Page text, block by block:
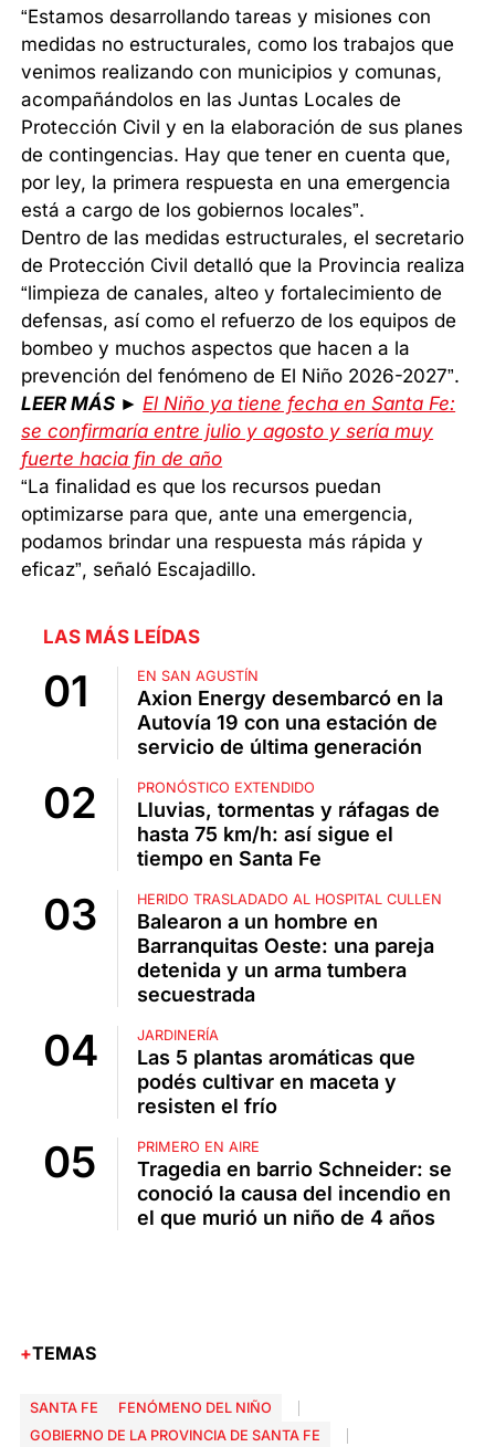
“Estamos desarrollando tareas y misiones con
medidas no estructurales, como los trabajos que
venimos realizando con municipios y comunas,
acompañándolos en las Juntas Locales de
Protección Civil y en la elaboración de sus planes
de contingencias. Hay que tener en cuenta que,
por ley, la primera respuesta en una emergencia
está a cargo de los gobiernos locales”.
Dentro de las medidas estructurales, el secretario
de Protección Civil detalló que la Provincia realiza
“limpieza de canales, alteo y fortalecimiento de
defensas, así como el refuerzo de los equipos de
bombeo y muchos aspectos que hacen a la
prevención del fenómeno de El Niño 2026-2027”.
LEER MÁS ►El Niño ya tiene fecha en Santa Fe:
se confirmaría entre julio y agosto y sería muy
fuerte hacia fin de año
“La finalidad es que los recursos puedan
optimizarse para que, ante una emergencia,
podamos brindar una respuesta más rápida y
eficaz”, señaló Escajadillo.
LAS MÁS LEÍDAS
EN SAN AGUSTÍN
Axion Energy desembarcó en la
Autovía 19 con una estación de
servicio de última generación
PRONÓSTICO EXTENDIDO
Lluvias, tormentas y ráfagas de
hasta 75 km/h: así sigue el
tiempo en Santa Fe
HERIDO TRASLADADO AL HOSPITAL CULLEN
Balearon a un hombre en
Barranquitas Oeste: una pareja
detenida y un arma tumbera
secuestrada
JARDINERÍA
Las 5 plantas aromáticas que
podés cultivar en maceta y
resisten el frío
PRIMERO EN AIRE
Tragedia en barrio Schneider: se
conoció la causa del incendio en
el que murió un niño de 4 años
TEMAS
SANTA FE
FENÓMENO DEL NIÑO
GOBIERNO DE LA PROVINCIA DE SANTA FE